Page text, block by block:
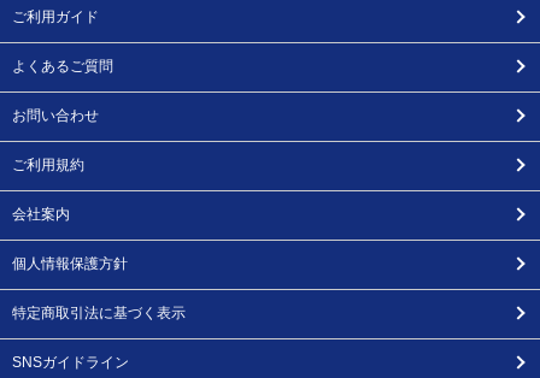
ご利用ガイド
よくあるご質問
お問い合わせ
ご利用規約
会社案内
個人情報保護方針
特定商取引法に基づく表示
SNSガイドライン